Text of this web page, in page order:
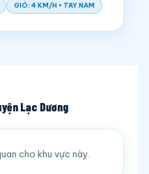
GIÓ: 4 KM/H • TAY NAM
Lạc Dương
cho khu vực này.